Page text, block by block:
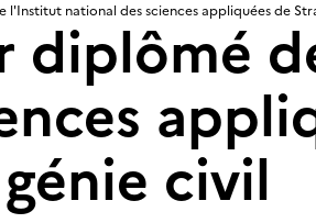
national des sciences appliquées de
diplômé
civil